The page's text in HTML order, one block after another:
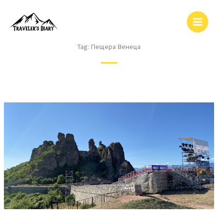
content
Tag: Пещера Венеца